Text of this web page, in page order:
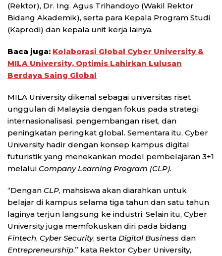
(Rektor), Dr. Ing. Agus Trihandoyo (Wakil Rektor
Bidang Akademik), serta para Kepala Program Studi
(Kaprodi) dan kepala unit kerja lainya.
Baca juga: Kolaborasi Global Cyber University &
MILA University, Optimis Lahirkan Lulusan
Berdaya Saing Global
MILA University dikenal sebagai universitas riset
unggulan di Malaysia dengan fokus pada strategi
internasionalisasi, pengembangan riset, dan
peningkatan peringkat global. Sementara itu, Cyber
University hadir dengan konsep kampus digital
futuristik yang menekankan model pembelajaran 3+1
melalui Company Learning Program (CLP).
“Dengan CLP, mahsiswa akan diarahkan untuk
belajar di kampus selama tiga tahun dan satu tahun
laginya terjun langsung ke industri. Selain itu, Cyber
University juga memfokuskan diri pada bidang
Fintech, Cyber Security, serta Digital Business dan
Entrepreneurship,” kata Rektor Cyber University,